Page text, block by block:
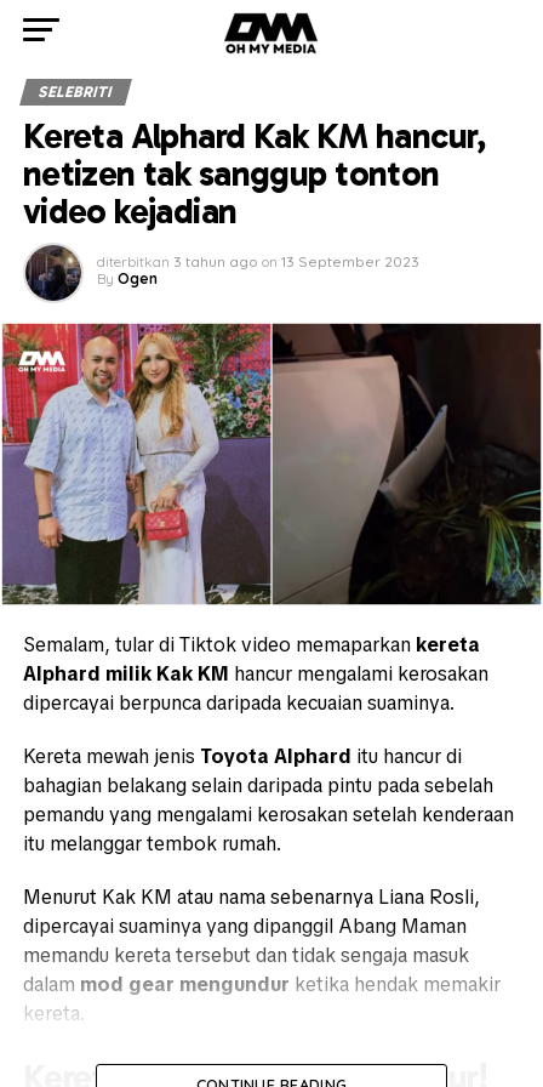
SELEBRITI
Kereta Alphard Kak KM hancur,
netizen tak sanggup tonton
video kejadian
diterbitkan 3 tahun ago on 13 September 2023
By Ogen
Semalam, tular di Tiktok video memaparkan kereta
Alphard milik Kak KM hancur mengalami kerosakan
dipercayai berpunca daripada kecuaian suaminya.
Kereta mewah jenis Toyota Alphard itu hancur di
bahagian belakang selain daripada pintu pada sebelah
pemandu yang mengalami kerosakan setelah kenderaan
itu melanggar tembok rumah.
Menurut Kak KM atau nama sebenarnya Liana Rosli,
dipercayai suaminya yang dipanggil Abang Maman
memandu kereta tersebut dan tidak sengaja masuk
dalam mod gear mengundur ketika hendak memakir
kereta.
Kereta Alphard Kak KM hancur!